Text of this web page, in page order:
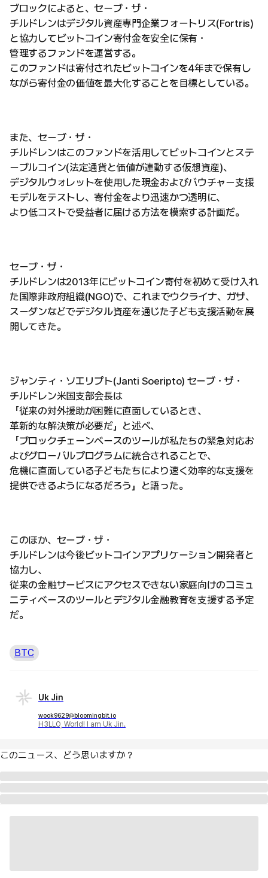
ブロックによると、セーブ・ザ・
チルドレンはデジタル資産専門企業フォートリス(Fortris)
と協力してビットコイン寄付金を安全に保有・
管理するファンドを運営する。
このファンドは寄付されたビットコインを4年まで保有し
ながら寄付金の価値を最大化することを目標としている。
また、セーブ・ザ・
チルドレンはこのファンドを活用してビットコインとステ
ーブルコイン(法定通貨と価値が連動する仮想資産)、
デジタルウォレットを使用した現金およびバウチャー支援
モデルをテストし、寄付金をより迅速かつ透明に、
より低コストで受益者に届ける方法を模索する計画だ。
セーブ・ザ・
チルドレンは2013年にビットコイン寄付を初めて受け入れ
た国際非政府組織(NGO)で、これまでウクライナ、ガザ、
スーダンなどでデジタル資産を通じた子ども支援活動を展
開してきた。
ジャンティ・ソエリプト(Janti Soeripto) セーブ・ザ・
チルドレン米国支部会長は
「従来の対外援助が困難に直面しているとき、
革新的な解決策が必要だ」と述べ、
「ブロックチェーンベースのツールが私たちの緊急対応お
よびグローバルプログラムに統合されることで、
危機に直面している子どもたちにより速く効率的な支援を
提供できるようになるだろう」と語った。
このほか、セーブ・ザ・
チルドレンは今後ビットコインアプリケーション開発者と
協力し、
従来の金融サービスにアクセスできない家庭向けのコミュ
ニティベースのツールとデジタル金融教育を支援する予定
だ。
BTC
Uk Jin
wook9629@bloomingbit.io
H3LLO, World! I am Uk Jin.
このニュース、どう思いますか？